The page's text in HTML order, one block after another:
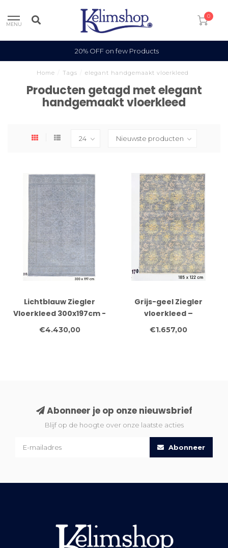
MENU
0
20% OFF on few Products
Home Tags elegant handgemaakt vloerkleed
Producten getagd met elegant
handgemaakt vloerkleed
Lichtblauw Ziegler
Vloerkleed 300x197cm -
Handgeknoopt Wol
€4.430,00
Grijs-geel Ziegler
vloerkleed –
handgeknoopt wollen
€1.657,00
Abonneer je op onze nieuwsbrief
Blijf op de hoogte over onze laatste acties
Abonneer